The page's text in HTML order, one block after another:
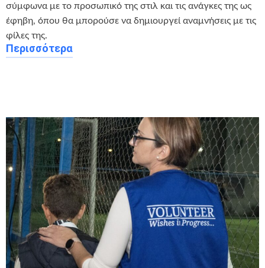
σύμφωνα με το προσωπικό της στιλ και τις ανάγκες της ως
έφηβη, όπου θα μπορούσε να δημιουργεί αναμνήσεις με τις
φίλες της.
Περισσότερα